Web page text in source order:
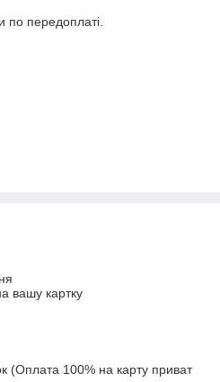
по передоплаті.
вашу картку
(Оплата 100% на карту приват